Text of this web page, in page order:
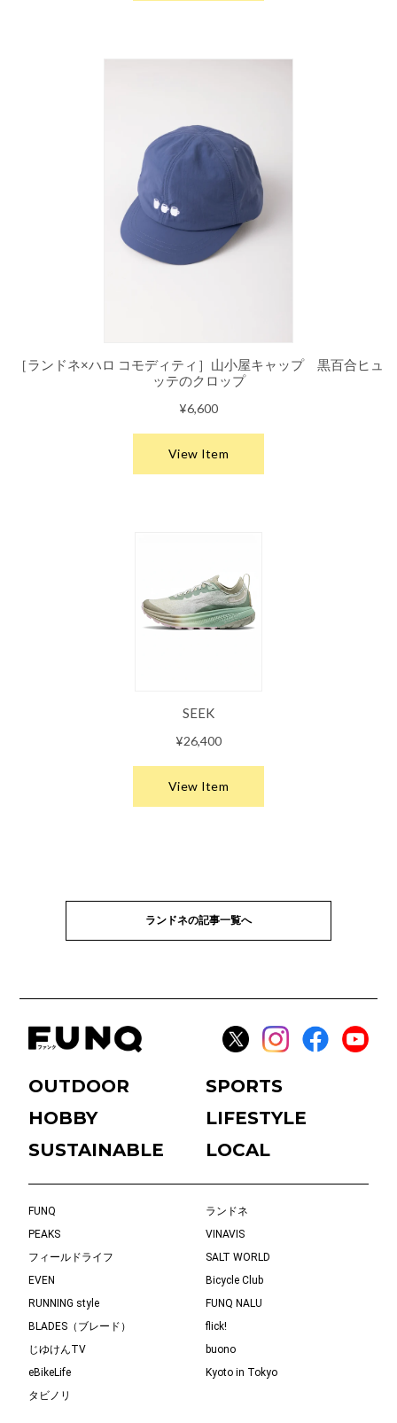
ランドネの記事一覧へ
OUTDOOR
SPORTS
HOBBY
LIFESTYLE
SUSTAINABLE
LOCAL
FUNQ
ランドネ
PEAKS
VINAVIS
フィールドライフ
SALT WORLD
EVEN
Bicycle Club
RUNNING style
FUNQ NALU
BLADES（ブレード）
flick!
じゆけんTV
buono
eBikeLife
Kyoto in Tokyo
タビノリ